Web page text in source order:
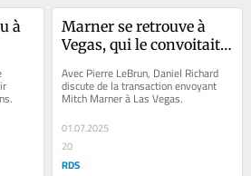
à
Marner se retrouve à
Vegas, qui le convoitait
Avec Pierre LeBrun, Daniel Richard
discute de la transaction envoyant
Mitch Marner à Las Vegas.
01.07.2025
20
RDS